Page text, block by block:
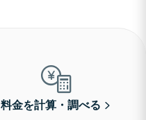
料金を計算・調べる